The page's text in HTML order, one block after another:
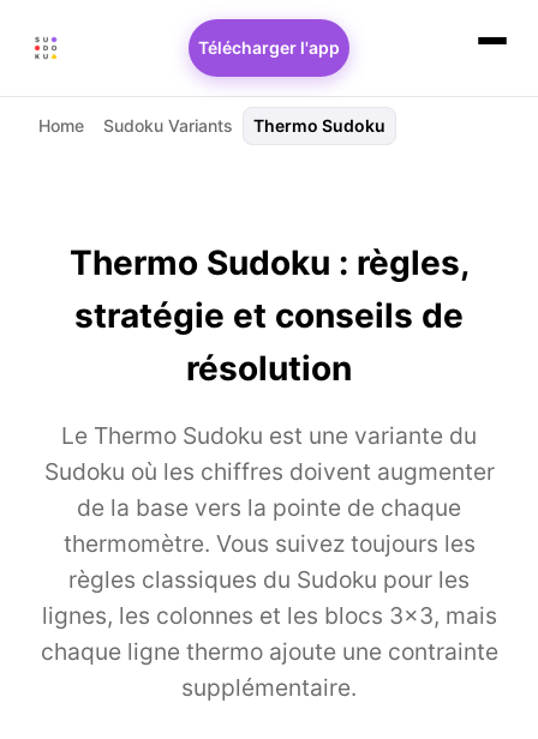
Télécharger l'app
Home Sudoku Variants Thermo Sudoku
Thermo Sudoku : règles,
stratégie et conseils de
résolution
Le Thermo Sudoku est une variante du
Sudoku où les chiffres doivent augmenter
de la base vers la pointe de chaque
thermomètre. Vous suivez toujours les
règles classiques du Sudoku pour les
lignes, les colonnes et les blocs 3x3, mais
chaque ligne thermo ajoute une contrainte
supplémentaire.